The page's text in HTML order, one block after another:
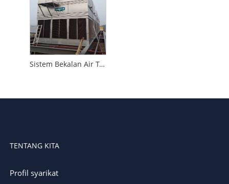
Sistem Bekalan Air Tekanan Malar
TENTANG KITA
Profil syarikat